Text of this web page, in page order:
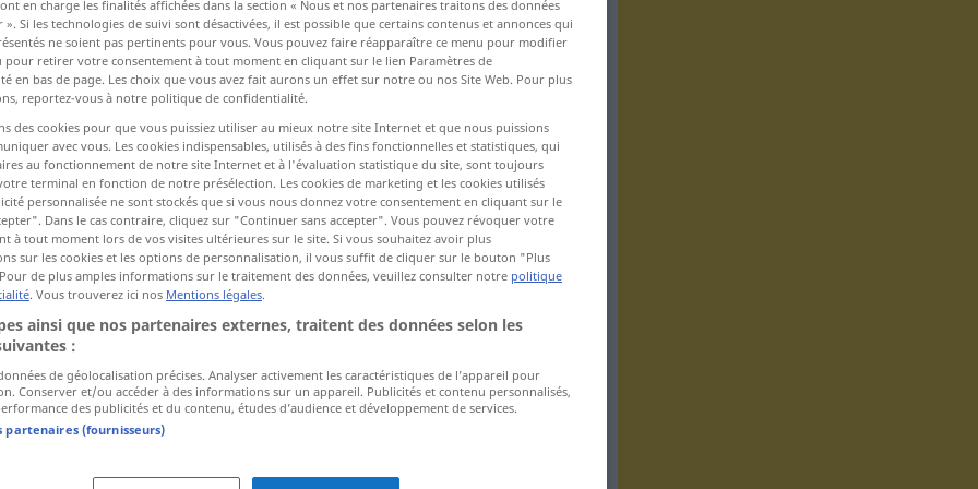
traduction)
Stimmenthaltung POL
extérieures pour "Stimmenthaltung"
Das ist der Grund für unsere
en charge les finalités affichées dans la section « Nous et nos partenaires traitons des données
Si les technologies de suivi sont désactivées, il est possible que certains contenus et annonces qui
ne soient pas pertinents pour vous. Vous pouvez faire réapparaître ce menu pour modifier
pour retirer votre consentement à tout moment en cliquant sur le lien Paramètres de
en bas de page. Les choix que vous avez fait aurons un effet sur notre ou nos Site Web. Pour plus
reportez-vous à notre politique de confidentialité.
des cookies pour que vous puissiez utiliser au mieux notre site Internet et que nous puissions
avec vous. Les cookies indispensables, utilisés à des fins fonctionnelles et statistiques, qui
au fonctionnement de notre site Internet et à l'évaluation statistique du site, sont toujours
terminal en fonction de notre présélection. Les cookies de marketing et les cookies utilisés
personnalisée ne sont stockés que si vous nous donnez votre consentement en cliquant sur le
Dans le cas contraire, cliquez sur "Continuer sans accepter". Vous pouvez révoquer votre
à tout moment lors de vos visites ultérieures sur le site. Si vous souhaitez avoir plus
sur les cookies et les options de personnalisation, il vous suffit de cliquer sur le bouton "Plus
de plus amples informations sur le traitement des données, veuillez consulter notre politique
. Vous trouverez ici nos Mentions légales.
ainsi que nos partenaires externes, traitent des données selon les
:
de géolocalisation précises. Analyser activement les caractéristiques de l’appareil pour
Conserver et/ou accéder à des informations sur un appareil. Publicités et contenu personnalisés,
des publicités et du contenu, études d’audience et développement de services.
partenaires (fournisseurs)